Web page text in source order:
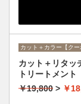
カット＋カラー【クー
カット＋リタッ
トリートメント
￥19,800 > ￥